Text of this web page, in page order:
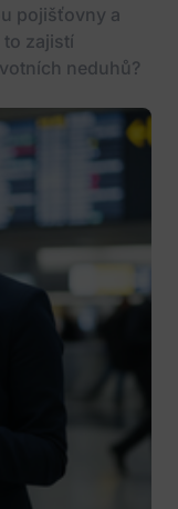
pojišťovny a
to zajistí
neduhů?